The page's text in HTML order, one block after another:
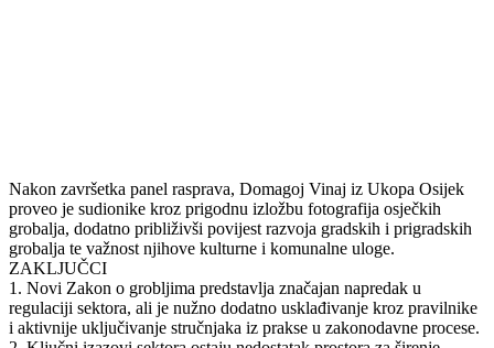
Nakon završetka panel rasprava, Domagoj Vinaj iz Ukopa Osijek
proveo je sudionike kroz prigodnu izložbu fotografija osječkih
grobalja, dodatno približivši povijest razvoja gradskih i prigradskih
grobalja te važnost njihove kulturne i komunalne uloge.
ZAKLJUČCI
1. Novi Zakon o grobljima predstavlja značajan napredak u
regulaciji sektora, ali je nužno dodatno usklađivanje kroz pravilnike
i aktivnije uključivanje stručnjaka iz prakse u zakonodavne procese.